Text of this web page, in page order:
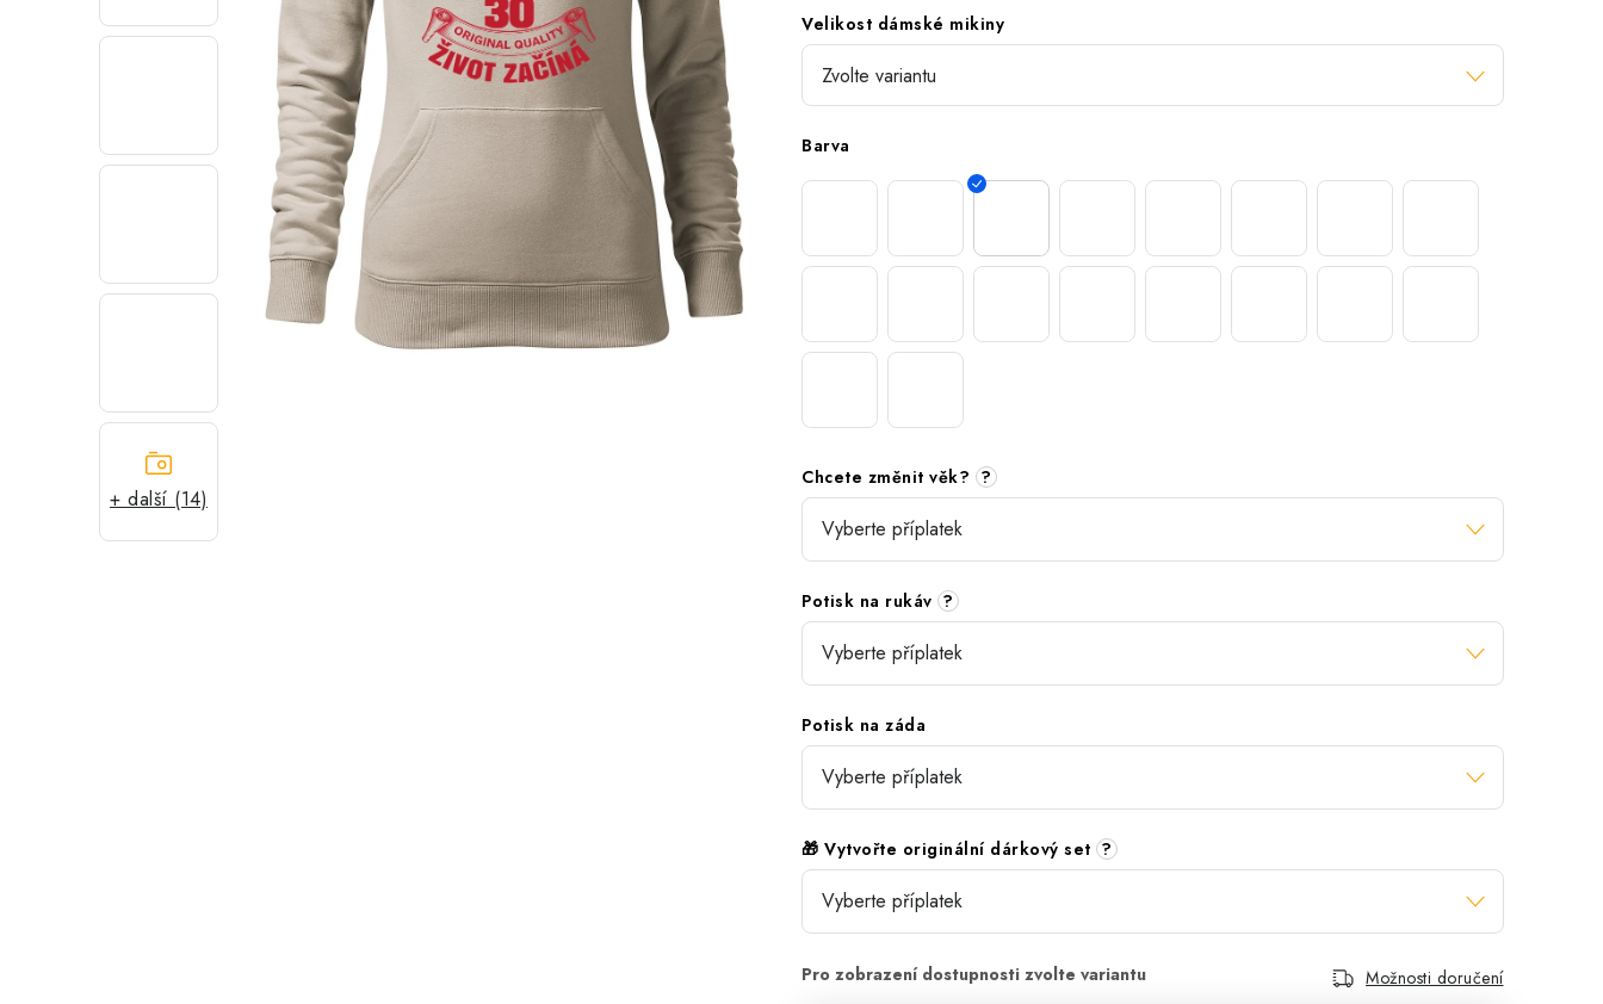
+ další (14)
Velikost dámské mikiny
Barva
Chcete změnit věk? ?
Potisk na rukáv ?
Potisk na záda
🎁 Vytvořte originální dárkový set ?
Možnosti doručení